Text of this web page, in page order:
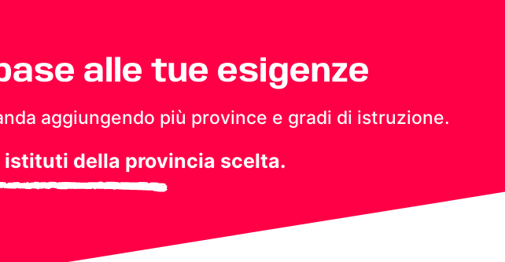
alle tue esigenze
aggiungendo più province e gradi di istruzione.
istituti della provincia scelta.